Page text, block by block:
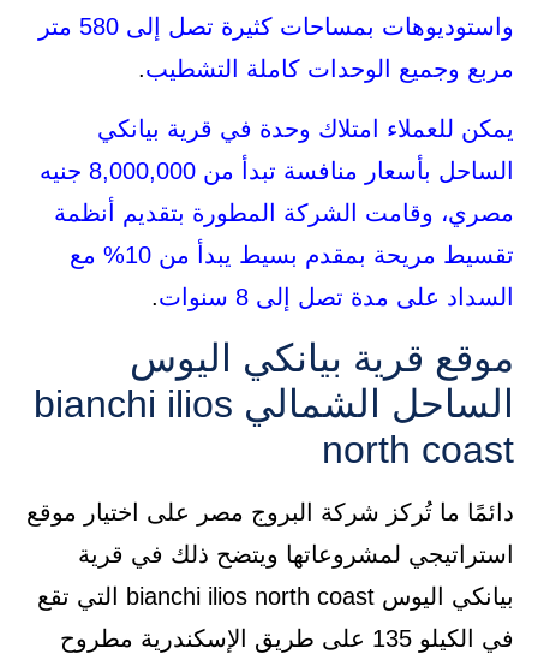
واستوديوهات بمساحات كثيرة تصل إلى 580 متر
مربع وجميع الوحدات كاملة التشطيب.
يمكن للعملاء امتلاك وحدة في قرية بيانكي
الساحل بأسعار منافسة تبدأ من 8,000,000 جنيه
مصري، وقامت الشركة المطورة بتقديم أنظمة
تقسيط مريحة بمقدم بسيط يبدأ من 10% مع
السداد على مدة تصل إلى 8 سنوات
.
موقع قرية بيانكي اليوس
الساحل الشمالي bianchi ilios
north coast
دائمًا ما تُركز شركة البروج مصر على اختيار موقع
استراتيجي لمشروعاتها ويتضح ذلك في قرية
بيانكي اليوس bianchi ilios north coast التي تقع
في الكيلو 135 على طريق الإسكندرية مطروح